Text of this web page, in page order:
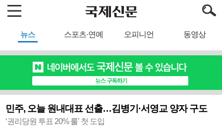
뉴스 스포츠·연예 오피니언 동영상
민주, 오늘 원내대표 선출…김병기·서영교 양자 구도
‘권리당원 투표 20% 룰’ 첫 도입